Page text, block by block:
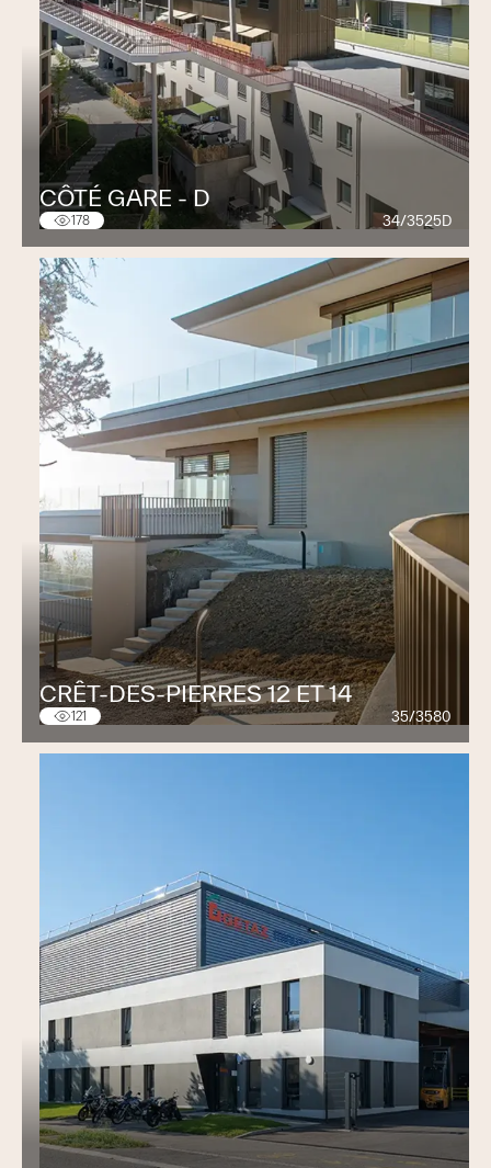
CÔTÉ GARE - D
178 34/3525D
CRÊT-DES-PIERRES 12 ET 14
121 35/3580